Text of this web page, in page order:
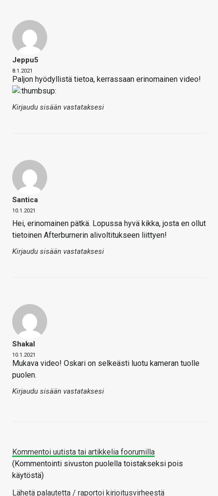
Jeppu5
8.1.2021
Paljon hyödyllistä tietoa, kerrassaan erinomainen video!
Kirjaudu sisään vastataksesi
Santica
10.1.2021
Hei, erinomainen pätkä. Lopussa hyvä kikka, josta en ollut
tietoinen Afterburnerin alivoltitukseen liittyen!
Kirjaudu sisään vastataksesi
Shakal
10.1.2021
Mukava video! Oskari on selkeästi luotu kameran tuolle
puolen.
Kirjaudu sisään vastataksesi
Kommentoi uutista tai artikkelia foorumilla
(Kommentointi sivuston puolella toistakseksi pois
käytöstä)
Lähetä palautetta / raportoi kirjoitusvirheestä